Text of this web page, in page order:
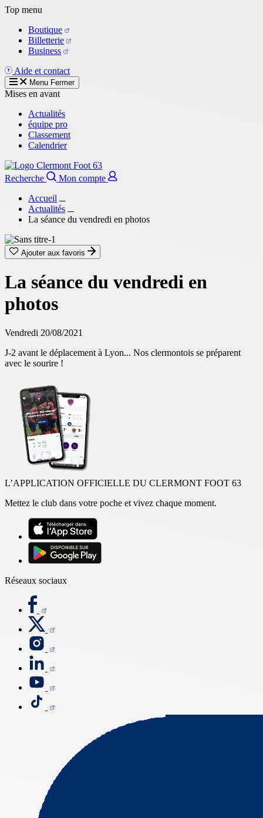
Aller
contenu
principal
Top menu
Boutique
Billetterie
Business
Aide et contact
Menu Fermer
Mises en avant
Actualités
équipe pro
Classement
Calendrier
Recherche
Mon compte
Accueil
Actualités
La séance du vendredi en photos
Ajouter aux favoris
La séance du vendredi en
photos
Vendredi 20/08/2021
J-2 avant le déplacement à Lyon... Nos clermontois se préparent
avec le sourire !
L’APPLICATION OFFICIELLE DU CLERMONT FOOT 63
Mettez le club dans votre poche et vivez chaque moment.
Réseaux sociaux